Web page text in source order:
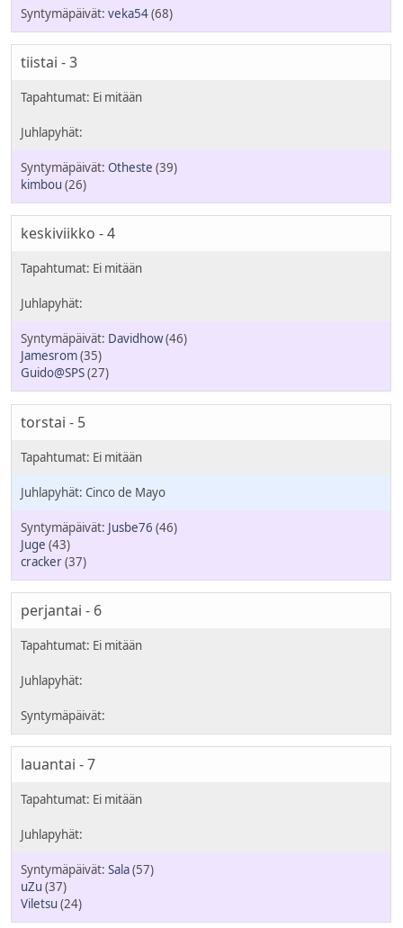
veka54(68)
tiistai - 3
Otheste (39)
kimbou (26)
keskiviikko - 4
Davidhow(46)
Jamesrom(35)
Guido@SPS(27)
torstai - 5
Cinco de Mayo
Jusbe76 (46)
Juge (43)
cracker(37)
perjantai - 6
lauantai - 7
Sala(57)
uZu (37)
Viletsu (24)